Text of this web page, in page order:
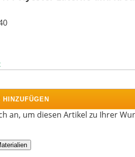
HINZUFÜGEN
an, um diesen Artikel zu Ihrer